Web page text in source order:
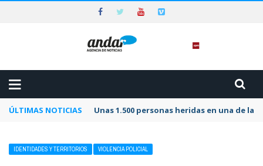
ÚLTIMAS NOTICIAS Unas 1.500 personas heridas en una de
IDENTIDADES Y TERRITORIOS VIOLENCIA POLICIAL